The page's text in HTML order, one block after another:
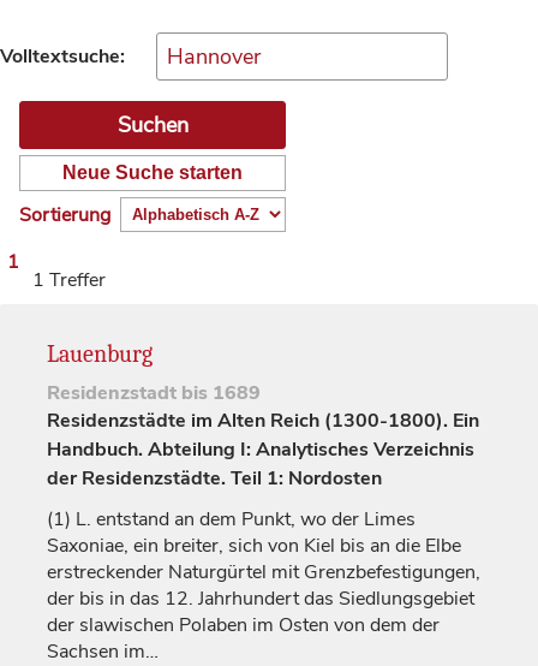
Volltextsuche:
Neue Suche starten
Sortierung
1
1 Treffer
Lauenburg
Residenzstadt bis 1689
Residenzstädte im Alten Reich (1300-1800). Ein
Handbuch. Abteilung I: Analytisches Verzeichnis
der Residenzstädte. Teil 1: Nordosten
(1) L. entstand an dem Punkt, wo der Limes
Saxoniae, ein breiter, sich von Kiel bis an die Elbe
erstreckender Naturgürtel mit Grenzbefestigungen,
der bis in das 12. Jahrhundertdas Siedlungsgebiet
der slawischen Polaben im Osten von dem der
Sachsen im…